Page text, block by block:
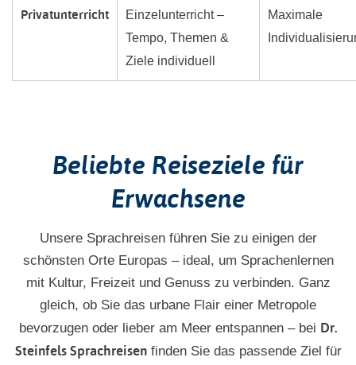
Privatunterricht
Einzelunterricht –
Tempo, Themen &
Ziele individuell
Maximale
Beliebte Reiseziele für
Erwachsene
Unsere Sprachreisen führen Sie zu einigen der
schönsten Orte Europas – ideal, um Sprachenlernen
mit Kultur, Freizeit und Genuss zu verbinden. Ganz
gleich, ob Sie das urbane Flair einer Metropole
bevorzugen oder lieber am Meer entspannen – bei Dr.
Steinfels Sprachreisenfinden Sie das passende Ziel für